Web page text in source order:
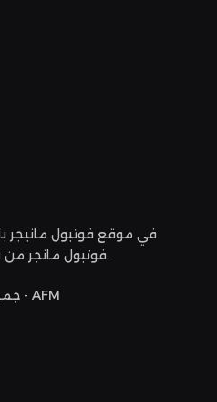
في موقع فوتبول مانيجر
فوتبول مانجر من نصائح كروية وتكتيكات عصرية.
جميع الحقوق محفوظة © 2024 - AFM